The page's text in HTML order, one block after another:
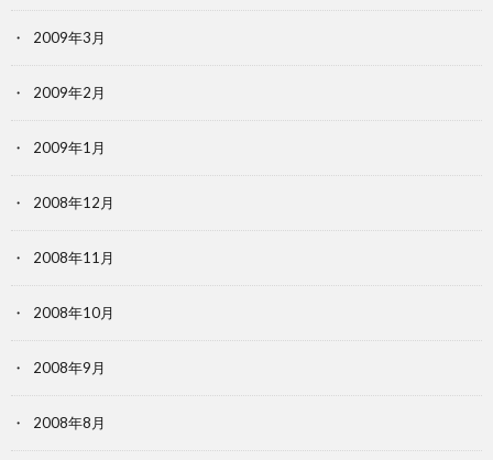
2009年3月
2009年2月
2009年1月
2008年12月
2008年11月
2008年10月
2008年9月
2008年8月